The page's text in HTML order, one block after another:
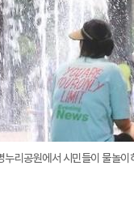
리공원에서 시민들이 물놀